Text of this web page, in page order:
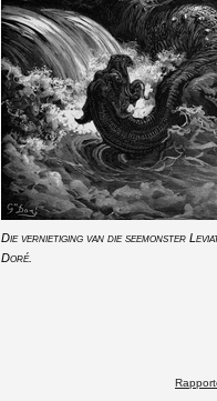
Die vernietiging van die seemonster
Doré.